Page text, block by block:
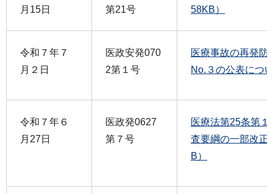
月15日
第21号
58KB）
令和７年７
月２日
医政安発070
2第１号
医療事故の再発防
No.３の公表につ
令和７年６
月27日
医政発0627
第７号
医療法第25条第
査要綱の一部改正
B）